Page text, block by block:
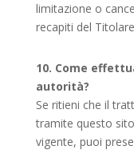
limitazione o
recapiti del
10. Come
autorità?
Se ritieni che il
tramite questo
vigente, puoi